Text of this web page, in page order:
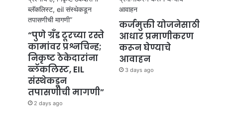
“पुणे ग्रँड टूरच्या रस्ते
कामांवर प्रश्नचिन्ह;
निकृष्ट ठेकेदारांना
ब्लॅकलिस्ट, EIL
संस्थेकडून
तपासणीची मागणी”
2 days ago
कर्जमुक्ती योजनेसाठी
आधार प्रमाणीकरण
करून घेण्याचे
आवाहन
3 days ago